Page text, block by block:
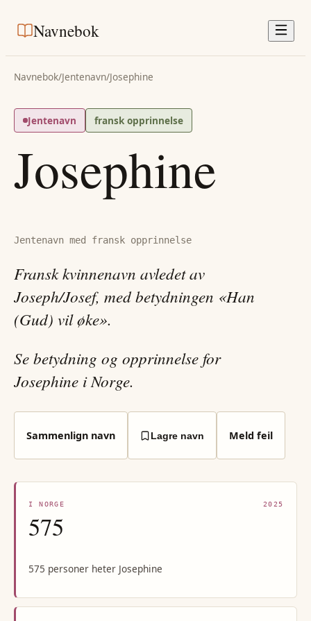
Navnebok
Navnebok/Jentenavn/Josephine
Jentenavn fransk opprinnelse
Josephine
Jentenavn med fransk opprinnelse
Fransk kvinnenavn avledet av
Joseph/Josef, med betydningen «Han
(Gud) vil øke».
Se betydning og opprinnelse for
Josephine i Norge.
Sammenlign navn Lagre navn Meld feil
I NORGE 2025
575
575 personer heter Josephine